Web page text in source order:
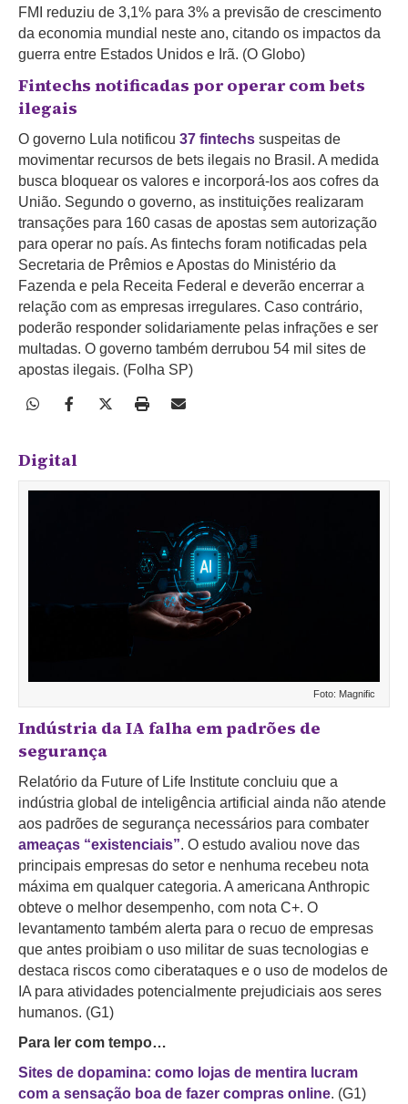
FMI reduziu de 3,1% para 3% a previsão de crescimento
da economia mundial neste ano, citando os impactos da
guerra entre Estados Unidos e Irã. (O Globo)
Fintechs notificadas por operar com bets
ilegais
O governo Lula notificou 37 fintechs suspeitas de
movimentar recursos de bets ilegais no Brasil. A medida
busca bloquear os valores e incorporá-los aos cofres da
União. Segundo o governo, as instituições realizaram
transações para 160 casas de apostas sem autorização
para operar no país. As fintechs foram notificadas pela
Secretaria de Prêmios e Apostas do Ministério da
Fazenda e pela Receita Federal e deverão encerrar a
relação com as empresas irregulares. Caso contrário,
poderão responder solidariamente pelas infrações e ser
multadas. O governo também derrubou 54 mil sites de
apostas ilegais. (Folha SP)
Digital
Foto: Magnific
Indústria da IA falha em padrões de
segurança
Relatório da Future of Life Institute concluiu que a
indústria global de inteligência artificial ainda não atende
aos padrões de segurança necessários para combater
ameaças “existenciais”. O estudo avaliou nove das
principais empresas do setor e nenhuma recebeu nota
máxima em qualquer categoria. A americana Anthropic
obteve o melhor desempenho, com nota C+. O
levantamento também alerta para o recuo de empresas
que antes proibiam o uso militar de suas tecnologias e
destaca riscos como ciberataques e o uso de modelos de
IA para atividades potencialmente prejudiciais aos seres
humanos. (G1)
Para ler com tempo…
Sites de dopamina: como lojas de mentira lucram
com a sensação boa de fazer compras online. (G1)